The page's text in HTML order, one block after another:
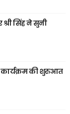
सिंह ने सुनी
की शुरुआत